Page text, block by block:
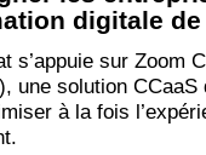
digitale
s’appuie sur Zoom
une solution CCaaS
à la fois